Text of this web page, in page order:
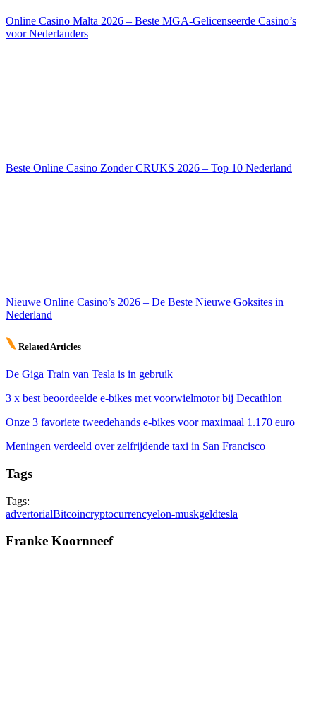
Online Casino Malta 2026 – Beste MGA-Gelicenseerde Casino’s
voor Nederlanders
Beste Online Casino Zonder CRUKS 2026 – Top 10 Nederland
Nieuwe Online Casino’s 2026 – De Beste Nieuwe Goksites in
Nederland
Related Articles
De Giga Train van Tesla is in gebruik
3 x best beoordeelde e-bikes met voorwielmotor bij Decathlon
Onze 3 favoriete tweedehands e-bikes voor maximaal 1.170 euro
Meningen verdeeld over zelfrijdende taxi in San Francisco
Tags
Tags:
advertorialBitcoincryptocurrencyelon-muskgeldtesla
Franke Koornneef